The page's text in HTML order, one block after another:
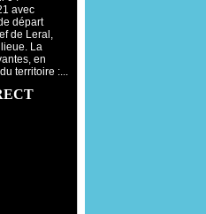
avec
départ
de Leral,
La
en
territoire :...